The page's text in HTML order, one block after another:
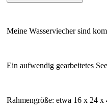
Meine Wasserviecher sind
Ein aufwendig gearbeitetes
Rahmengröße: etwa 16 x 24 x